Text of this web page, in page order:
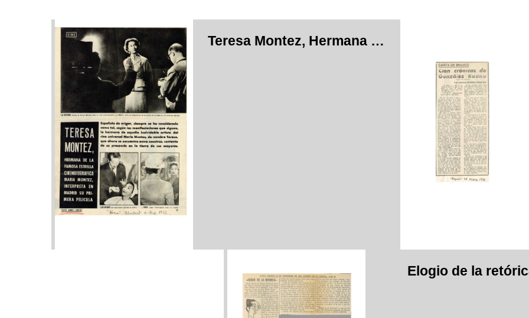
Teresa Montez, Hermana de la famosa estrella cinematográfica María Montez, interpreta en Madrid su primera película.
Elogio de la